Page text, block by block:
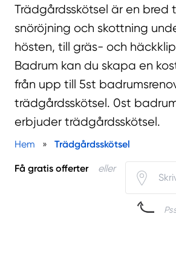
Trädgårdsskötsel är en
snöröjning och skottning
hösten, till gräs- och
Badrum kan du skapa en
från upp till 5st
trädgårdsskötsel. 0st
erbjuder trädgårdsskötsel.
Hem » Trädgårdsskötsel
Få gratis offerter eller